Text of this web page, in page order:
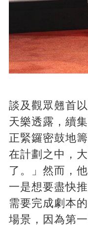
談及觀眾翹首
天樂透露，續
正緊鑼密鼓地
在計劃之中，
了。」然而，
一是想要盡快
需要完成劇本
場景，因為第